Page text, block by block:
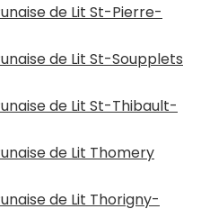
de Lit St-Pierre-
de Lit St-Soupplets
de Lit St-Thibault-
de Lit Thomery
de Lit Thorigny-